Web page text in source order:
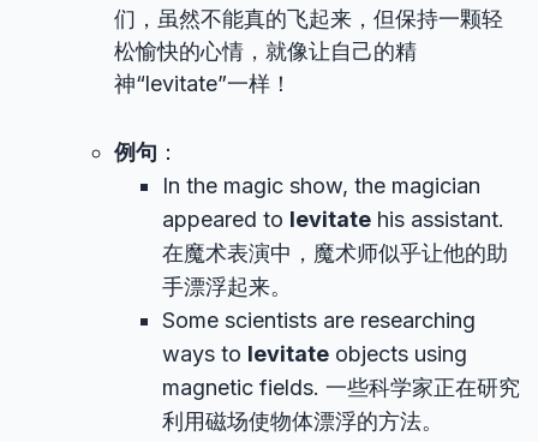
们，虽然不能真的飞起来，但保持一颗轻
松愉快的心情，就像让自己的精
神“levitate”一样！
例句 ：
In the magic show, the magician
appeared to levitate his assistant.
在魔术表演中，魔术师似乎让他的助
手漂浮起来。
Some scientists are researching
ways to levitate objects using
magnetic fields. 一些科学家正在研究
利用磁场使物体漂浮的方法。